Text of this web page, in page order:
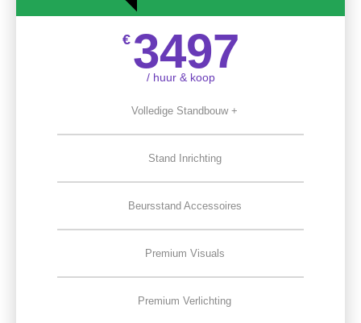
€ 3497
/ huur & koop
Volledige Standbouw +
Stand Inrichting
Beursstand Accessoires
Premium Visuals
Premium Verlichting